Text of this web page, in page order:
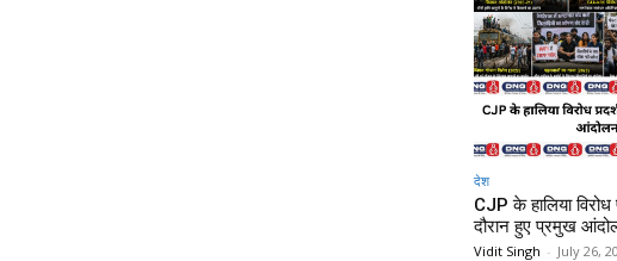
देश
CJP के हालिया
दौरान हुए प्रमुख
Vidit Singh - July 26,